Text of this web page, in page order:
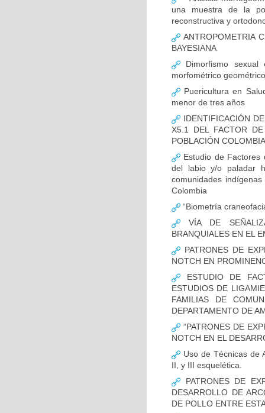
una muestra de la
reconstructiva y
ANTROPOMETRIA
BAYESIANA
Dimorfismo sexual
morfométrico
Puericultura en
menor de tres años
IDENTIFICACIÓN
X5.1 DEL FACTOR
POBLACIÓN
Estudio de Factores
del labio y/o paladar
comunidades
Colombia
“Biometría
VÍA DE
BRANQUIALES EN EL
PATRONES DE
NOTCH EN
ESTUDIO DE
ESTUDIOS DE
FAMILIAS DE
DEPARTAMENTO DE
“PATRONES DE
NOTCH EN EL
Uso de Técnicas de
II, y III esquelética.
PATRONES DE
DESARROLLO DE
DE POLLO ENTRE